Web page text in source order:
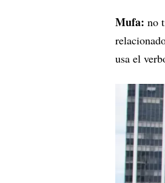
Mufa: no
usa el